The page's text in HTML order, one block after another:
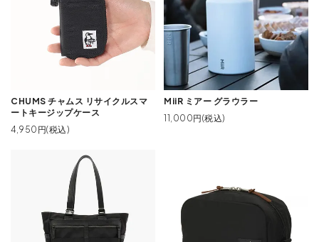
CHUMS チャムス リサイクルスマ
ートキージップケース
4,950円(税込)
MiiR ミアー グラウラー
11,000円(税込)